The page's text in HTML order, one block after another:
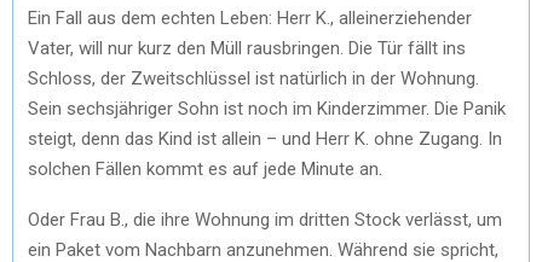
Ein Fall aus dem echten Leben: Herr K., alleinerziehender
Vater, will nur kurz den Müll rausbringen. Die Tür fällt ins
Schloss, der Zweitschlüssel ist natürlich in der Wohnung.
Sein sechsjähriger Sohn ist noch im Kinderzimmer. Die Panik
steigt, denn das Kind ist allein – und Herr K. ohne Zugang. In
solchen Fällen kommt es auf jede Minute an.
Oder Frau B., die ihre Wohnung im dritten Stock verlässt, um
ein Paket vom Nachbarn anzunehmen. Während sie spricht,